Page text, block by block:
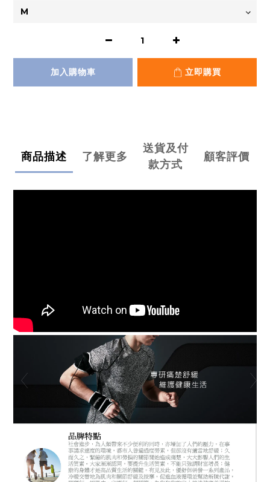
加入購物車 立即購買
商品描述 了解更多
送貨及付
款方式
顧客評價